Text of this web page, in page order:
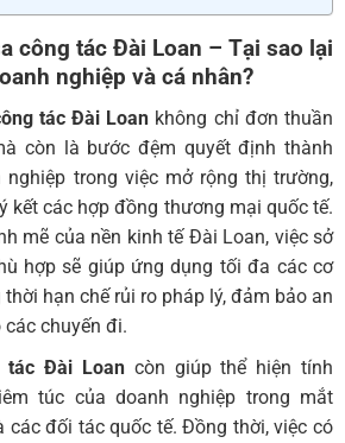
công tác Đài Loan – Tại sao lại
nghiệp và cá nhân?
tác Đài Loan không chỉ đơn thuần
còn là bước đệm quyết định thành
nghiệp trong việc mở rộng thị trường,
kết các hợp đồng thương mại quốc tế.
mẽ của nền kinh tế Đài Loan, việc sở
hợp sẽ giúp ứng dụng tối đa các cơ
hạn chế rủi ro pháp lý, đảm bảo an
chuyến đi.
tác Đài Loancòn giúp thể hiện tính
túc của doanh nghiệp trong mắt
các đối tác quốc tế. Đồng thời, việc có